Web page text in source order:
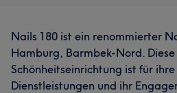
Nails 180 ist ein renommierter
Hamburg, Barmbek-Nord.
Schönheitseinrichtung ist für
Dienstleistungen und ihr